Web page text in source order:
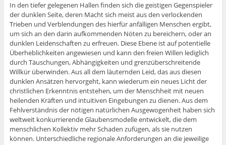
In den tiefer gelegenen Hallen finden sich die geistigen Gegenspieler
der dunklen Seite, deren Macht sich meist aus den verlockenden
Trieben und Verblendungen des hierfür anfälligen Menschen ergibt,
um sich an den darin aufkommenden Nöten zu bereichern, oder an
dunklen Leidenschaften zu erfreuen. Diese Ebene ist auf potentielle
Überheblichkeiten angewiesen und kann den freien Willen lediglich
durch Täuschungen, Abhängigkeiten und grenzüberschreitende
Willkür überwinden. Aus all dem läuternden Leid, das aus diesen
dunklen Ansätzen hervorgeht, kann wiederum ein neues Licht der
christlichen Erkenntnis entstehen, um der Menschheit mit neuen
heilenden Kräften und intuitiven Eingebungen zu dienen. Aus dem
Fehlverständnis der nötigen natürlichen Ausgewogenheit haben sich
weltweit konkurrierende Glaubensmodelle entwickelt, die dem
menschlichen Kollektiv mehr Schaden zufügen, als sie nutzen
können. Unterschiedliche regionale Anforderungen an die jeweilige